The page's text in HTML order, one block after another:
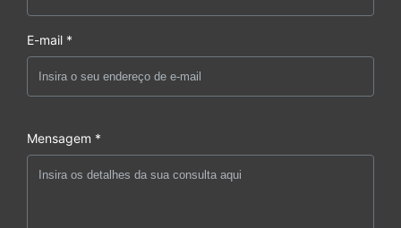
E-mail *
Mensagem *